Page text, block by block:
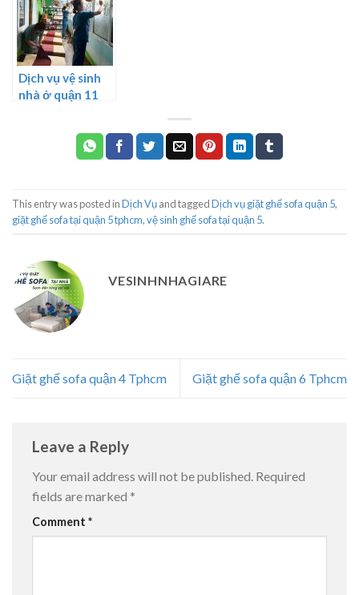
Dịch vụ vệ sinh
nhà ở quận 11
This entry was posted inDịch Vụand taggedDịch vụ giặt ghế sofa quận 5,
giặt ghế sofa tại quận 5 tphcm,vệ sinh ghế sofa tại quận 5.
VESINHNHAGIARE
Giặt ghế sofa quận 4 Tphcm Giặt ghế sofa quận 6 Tphcm
Leave a Reply
Your email address will not be published. Required
fields are marked *
Comment *